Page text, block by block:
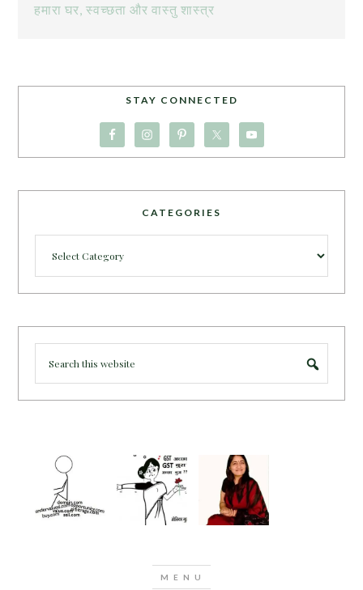
हमारा घर, स्वच्छता और वास्तु शास्त्र
STAY CONNECTED
CATEGORIES